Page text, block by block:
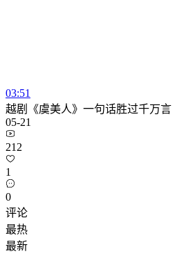
03:51
越剧《虞美人》一句话胜过千万言
05-21
212
1
0
评论
最热
最新